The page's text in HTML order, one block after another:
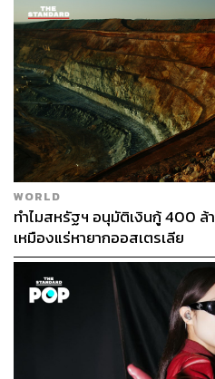
WORLD
ทำไมสหรัฐฯ อนุมัติเงินกู้ 400 ล้
เหมืองแร่หายากออสเตรเลีย